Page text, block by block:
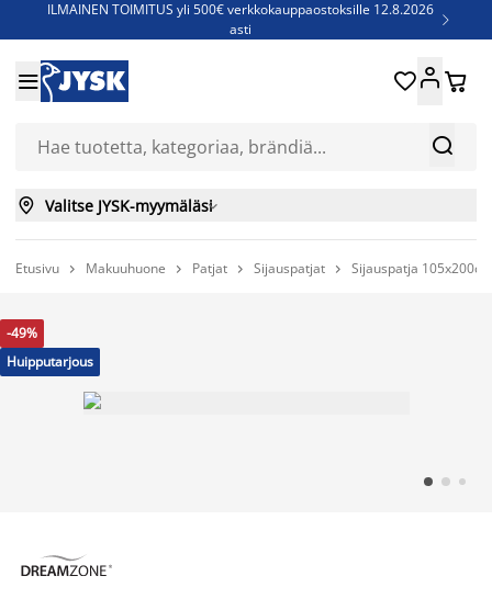
ILMAINEN TOIMITUS yli 500€ verkkokauppaostoksille 12.8.2026
asti

Jenkkisänkyjä - Säästä jopa 60%


 
 Valitse JYSK-myymäläsi
Etusivu  Makuuhuone  Patjat  Sijauspatjat  Sijauspatja
-49%
Huipputarjous